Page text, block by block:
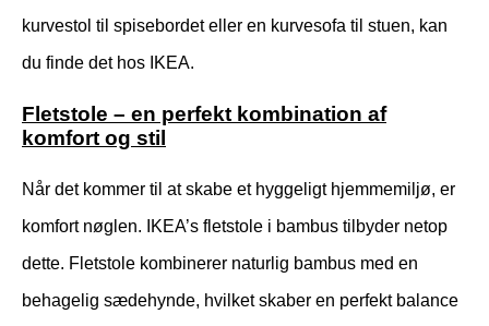
kurvestol til spisebordet eller en kurvesofa til stuen, kan
du finde det hos IKEA.
Fletstole – en perfekt kombination af
komfort og stil
Når det kommer til at skabe et hyggeligt hjemmemiljø, er
komfort nøglen. IKEA’s fletstole i bambus tilbyder netop
dette. Fletstole kombinerer naturlig bambus med en
behagelig sædehynde, hvilket skaber en perfekt balance